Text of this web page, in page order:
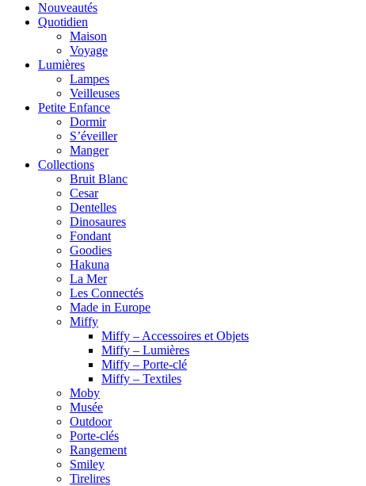
Nouveautés
Quotidien
Maison
Voyage
Lumières
Lampes
Veilleuses
Petite Enfance
Dormir
S’éveiller
Manger
Collections
Bruit Blanc
Cesar
Dentelles
Dinosaures
Fondant
Goodies
Hakuna
La Mer
Les Connectés
Made in Europe
Miffy
Miffy – Accessoires et Objets
Miffy – Lumières
Miffy – Porte-clé
Miffy – Textiles
Moby
Musée
Outdoor
Porte-clés
Rangement
Smiley
Tirelires